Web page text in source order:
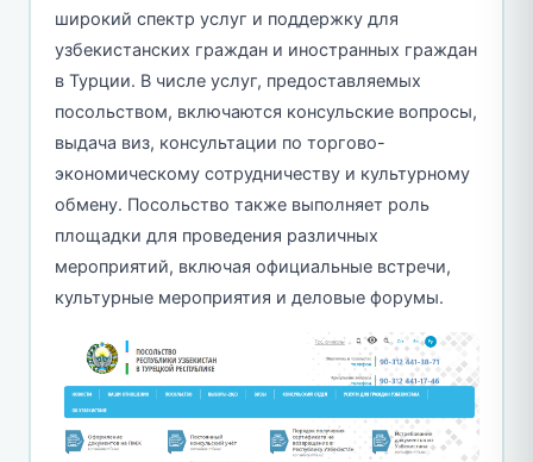
широкий спектр услуг и поддержку для
узбекистанских граждан и иностранных граждан
в Турции. В числе услуг, предоставляемых
посольством, включаются консульские вопросы,
выдача виз, консультации по торгово-
экономическому сотрудничеству и культурному
обмену. Посольство также выполняет роль
площадки для проведения различных
мероприятий, включая официальные встречи,
культурные мероприятия и деловые форумы.